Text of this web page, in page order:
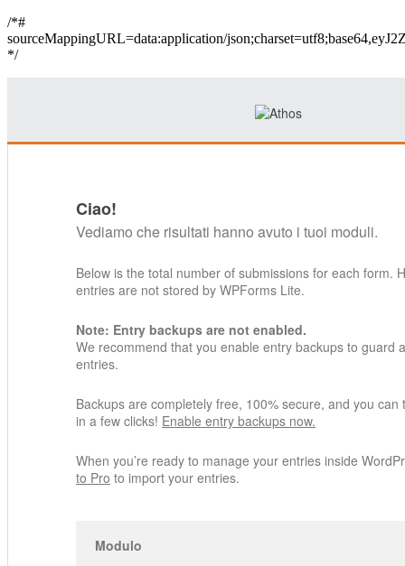
/*#
sourceMappingURL=data:application/
*/
Ciao!
Vediamo che risultati hanno avuto i tuoi moduli.
Below is the total number of submissions for each form.
entries are not stored by WPForms Lite.
Note: Entry backups are not enabled.
We recommend that you enable entry backups to guard
entries.
Backups are completely free, 100% secure, and you can
in a few clicks! Enable entry backups now.
When you’re ready to manage your entries inside
to Pro to import your entries.
Modulo